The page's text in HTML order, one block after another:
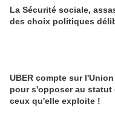
La Sécurité sociale,
des choix politiques
UBER compte sur
pour s'opposer au statut
ceux qu'elle exploite !